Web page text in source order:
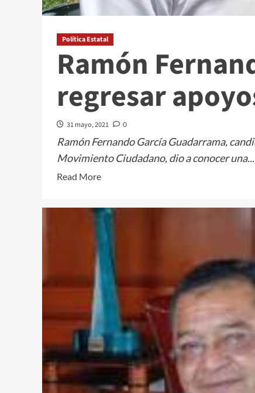
Política Estatal
Ramón
regresar
31 mayo, 2021 0
Ramón Fernando García Guadarrama,
Movimiento Ciudadano, dio a conocer una...
Read MoreRead
Fernando